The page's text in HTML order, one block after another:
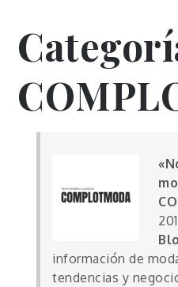
información de
tendencias y